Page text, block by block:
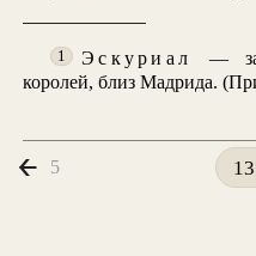
1 Эскуриал
—
королей, близ Мадрида.
5